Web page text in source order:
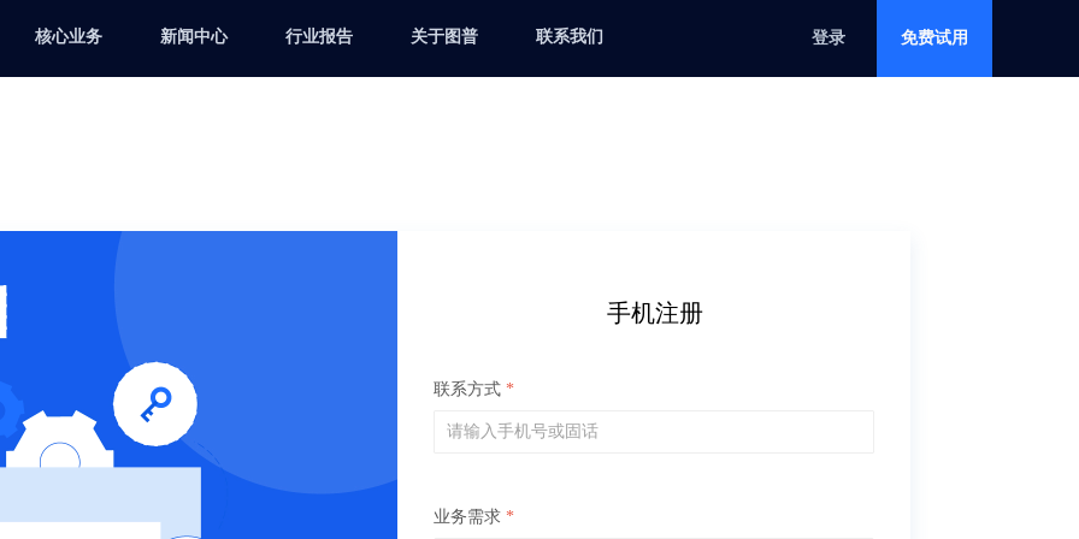
核心业务 新闻中心 行业报告 关于图普 联系我们 登录 免费试用
联系方式 *
业务需求 *
手机注册